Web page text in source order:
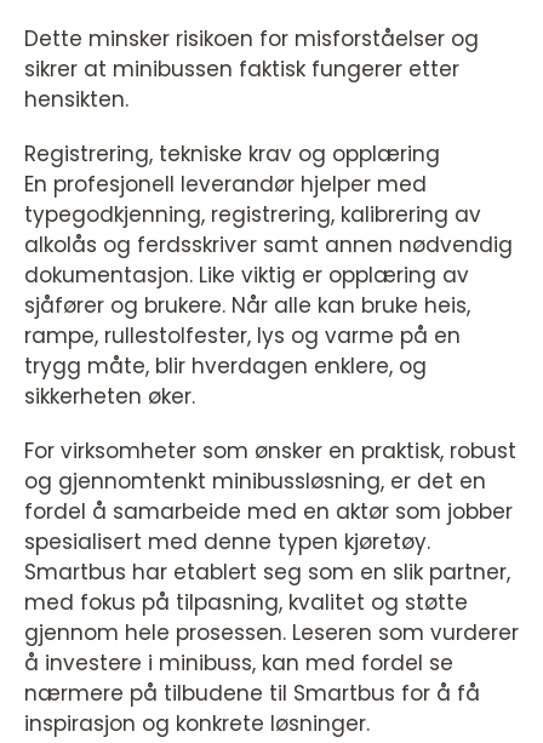
Dette minsker risikoen for misforståelser og
sikrer at minibussen faktisk fungerer etter
hensikten.
Registrering, tekniske krav og opplæring
En profesjonell leverandør hjelper med
typegodkjenning, registrering, kalibrering av
alkolås og ferdsskriver samt annen nødvendig
dokumentasjon. Like viktig er opplæring av
sjåfører og brukere. Når alle kan bruke heis,
rampe, rullestolfester, lys og varme på en
trygg måte, blir hverdagen enklere, og
sikkerheten øker.
For virksomheter som ønsker en praktisk, robust
og gjennomtenkt minibussløsning, er det en
fordel å samarbeide med en aktør som jobber
spesialisert med denne typen kjøretøy.
Smartbus har etablert seg som en slik partner,
med fokus på tilpasning, kvalitet og støtte
gjennom hele prosessen. Leseren som vurderer
å investere i minibuss, kan med fordel se
nærmere på tilbudene til Smartbus for å få
inspirasjon og konkrete løsninger.